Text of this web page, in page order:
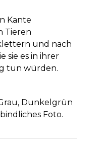
Kante
Tieren
und nach
sie es in ihrer
tun würden.
Dunkelgrün
Foto.